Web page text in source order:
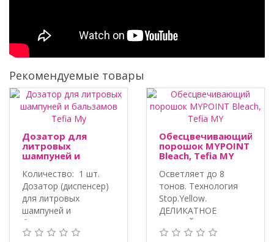
Рекомендуемые товары
Дозатор для
литровых
шампуней и
My
Количество: 1 шт.
Дозатор (диспенсер)
для литровых
шампуней и
бальзамов T..
Обесцвечивающий
порошок MYPOINT
Bleach, Tefia MY
Осветляет до 8
тонов. Технология
Stop.Yellow.
ДЕЛИКАТНОЕ
ВОЗДЕЙСТВИЕ С
ЛИПИДНЫМ..